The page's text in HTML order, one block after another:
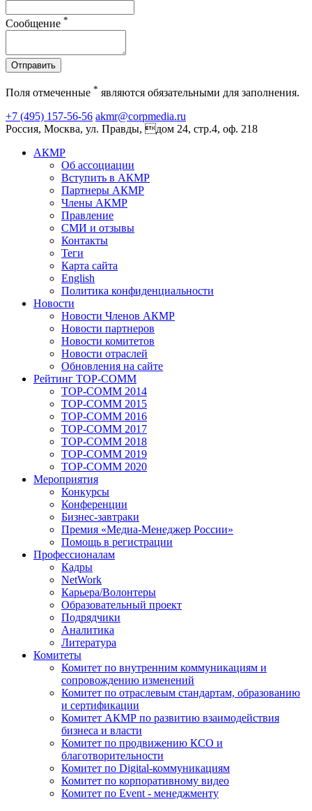
Сообщение *
Отправить
Поля отмеченные * являются обязательными для заполнения.
+7 (495) 157-56-56 akmr@corpmedia.ru
Россия, Москва, ул. Правды, дом 24, стр.4, оф. 218
АКМР
Об ассоциации
Вступить в АКМР
Партнеры АКМР
Члены АКМР
Правление
СМИ и отзывы
Контакты
Теги
Карта сайта
English
Политика конфиденциальности
Новости
Новости Членов АКМР
Новости партнеров
Новости комитетов
Новости отраслей
Обновления на сайте
Рейтинг TOP-COMM
TOP-COMM 2014
TOP-COMM 2015
TOP-COMM 2016
TOP-COMM 2017
TOP-COMM 2018
TOP-COMM 2019
TOP-COMM 2020
Мероприятия
Конкурсы
Конференции
Бизнес-завтраки
Премия «Медиа-Менеджер России»
Помощь в регистрации
Профессионалам
Кадры
NetWork
Карьера/Волонтеры
Образовательный проект
Подрядчики
Аналитика
Литература
Комитеты
Комитет по внутренним коммуникациям и
сопровождению изменений
Комитет по отраслевым стандартам, образованию
и сертификации
Комитет АКМР по развитию взаимодействия
бизнеса и власти
Комитет по продвижению КСО и
благотворительности
Комитет по Digital-коммуникациям
Комитет по корпоративному видео
Комитет по Event - менеджменту